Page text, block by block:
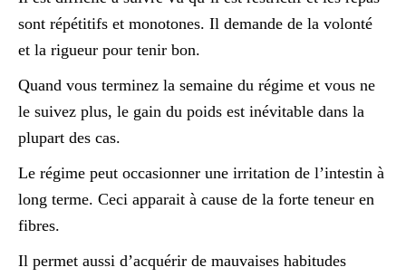
sont répétitifs et monotones. Il demande de la volonté
et la rigueur pour tenir bon.
Quand vous terminez la semaine du régime et vous ne
le suivez plus, le gain du poids est inévitable dans la
plupart des cas.
Le régime peut occasionner une irritation de l’intestin à
long terme. Ceci apparait à cause de la forte teneur en
fibres.
Il permet aussi d’acquérir de mauvaises habitudes